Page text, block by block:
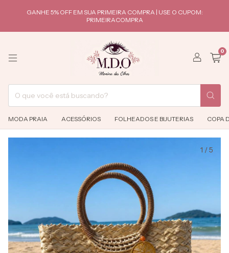
GANHE 5% OFF EM SUA PRIMEIRA COMPRA | USE O CUPOM:
PRIMEIRACOMPRA
0
MODA PRAIA ACESSÓRIOS FOLHEADOS E BIJUTERIAS COPA
1 /5